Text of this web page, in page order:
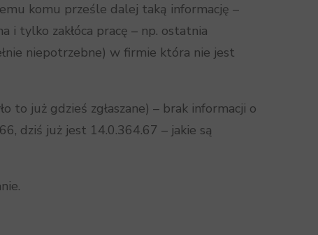
komu prześle dalej taką informację –
i tylko zakłóca pracę – np. ostatnia
niepotrzebne) w firmie która nie jest
to już gdzieś zgłaszane) – brak informacji o
dziś już jest 14.0.364.67 – jakie są